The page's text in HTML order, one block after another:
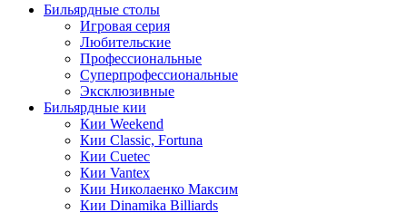
Бильярдные столы
Игровая серия
Любительские
Профессиональные
Суперпрофессиональные
Эксклюзивные
Бильярдные кии
Кии Weekend
Кии Classic, Fortuna
Кии Cuetec
Кии Vantex
Кии Николаенко Максим
Кии Dinamika Billiards